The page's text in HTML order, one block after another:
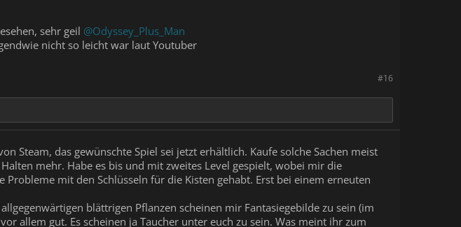
sehr geil @Odyssey_Plus_Man
nicht so leicht war laut Youtuber
#16
Steam, das gewünschte Spiel sei jetzt erhältlich. Kaufe solche Sachen meist
mehr. Habe es bis und mit zweites Level gespielt, wobei mir die
mit den Schlüsseln für die Kisten gehabt. Erst bei einem erneuten
blättrigen Pflanzen scheinen mir Fantasiegebilde zu sein (im
allem gut. Es scheinen ja Taucher unter euch zu sein. Was meint ihr zum